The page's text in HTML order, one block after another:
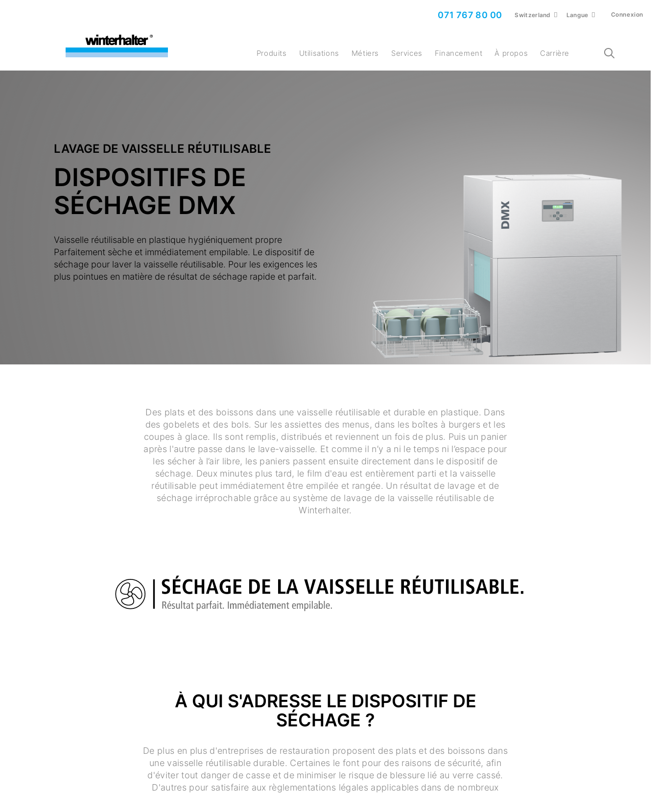
071 767 80 00 Switzerland Langue Connexion
Produits Utilisations Métiers Services Financement À propos Carrière
LAVAGE DE VAISSELLE RÉUTILISABLE
DISPOSITIFS DE
SÉCHAGE DMX
Vaisselle réutilisable en plastique hygiéniquement propre
Parfaitement sèche et immédiatement empilable. Le dispositif de
séchage pour laver la vaisselle réutilisable. Pour les exigences les
plus pointues en matière de résultat de séchage rapide et parfait.
Des plats et des boissons dans une vaisselle réutilisable et durable en plastique. Dans
des gobelets et des bols. Sur les assiettes des menus, dans les boîtes à burgers et les
coupes à glace. Ils sont remplis, distribués et reviennent un fois de plus. Puis un panier
après l'autre passe dans le lave-vaisselle. Et comme il n’y a ni le temps ni l’espace pour
les sécher à l’air libre, les paniers passent ensuite directement dans le dispositif de
séchage. Deux minutes plus tard, le film d'eau est entièrement parti et la vaisselle
réutilisable peut immédiatement être empilée et rangée. Un résultat de lavage et de
séchage irréprochable grâce au système de lavage de la vaisselle réutilisable de
Winterhalter.
À QUI S'ADRESSE LE DISPOSITIF DE
SÉCHAGE ?
De plus en plus d'entreprises de restauration proposent des plats et des boissons dans
une vaisselle réutilisable durable. Certaines le font pour des raisons de sécurité, afin
d'éviter tout danger de casse et de minimiser le risque de blessure lié au verre cassé.
D'autres pour satisfaire aux règlementations légales applicables dans de nombreux